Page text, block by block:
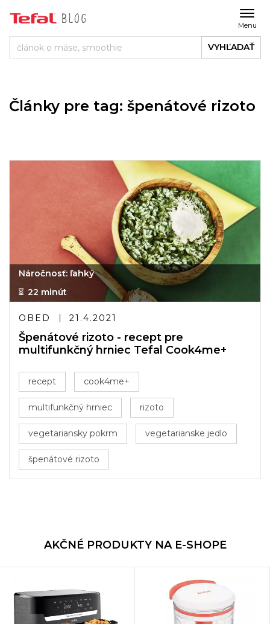
Menu
VYHĽADAŤ
Články pre tag: špenátové rizoto
Náročnosť: ľahký
22 minút
OBED 21.4.2021
Špenátové rizoto - recept pre
multifunkčný hrniec Tefal Cook4me+
recept cook4me+
multifunkčný hrniec rizoto
vegetariansky pokrm vegetarianske jedlo
špenátové rizoto
AKČNÉ PRODUKTY NA E-SHOPE